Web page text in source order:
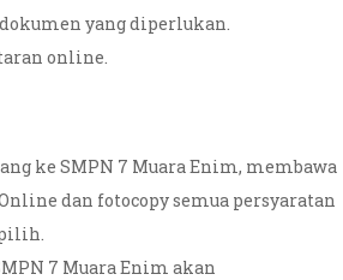
yang diperlukan.
online.
ke SMPN 7 Muara Enim, membawa
dan fotocopy semua persyaratan
7 Muara Enim akan